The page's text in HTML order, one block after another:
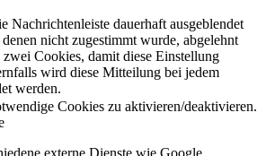
Nachrichtenleiste dauerhaft ausgeblendet
nicht zugestimmt wurde, abgelehnt
Cookies, damit diese Einstellung
wird diese Mitteilung bei jedem
werden.
Cookies zu aktivieren/deaktivieren.
externe Dienste wie Google